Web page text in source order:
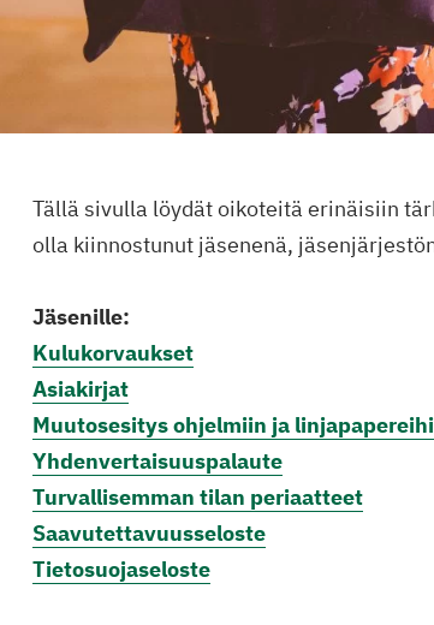
Tällä sivulla löydät oikoteitä erinäisiin
olla kiinnostunut jäsenenä,
Jäsenille:
Kulukorvaukset
Asiakirjat
Muutosesitys ohjelmiin ja
Yhdenvertaisuuspalaute
Turvallisemman tilan periaatteet
Saavutettavuusseloste
Tietosuojaseloste